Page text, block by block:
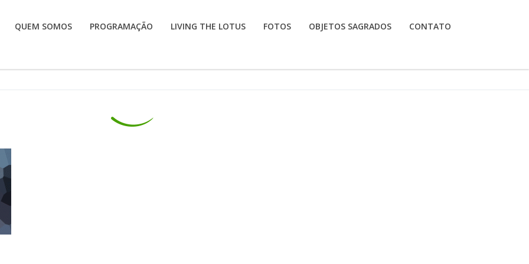
QUEM SOMOS PROGRAMAÇÃO LIVING THE LOTUS FOTOS OBJETOS SAGRADOS CONTATO